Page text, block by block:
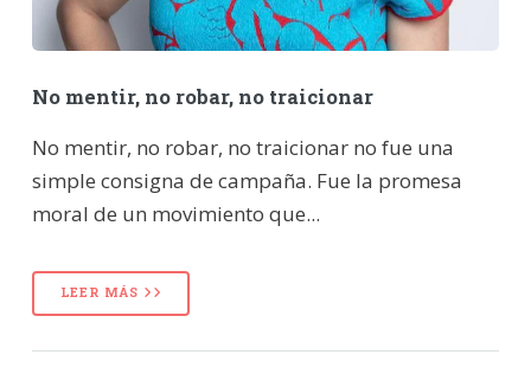
No mentir, no robar, no traicionar
No mentir, no robar, no traicionar no fue una
simple consigna de campaña. Fue la promesa
moral de un movimiento que...
LEER MÁS